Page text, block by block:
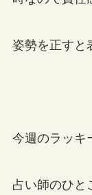
姿勢を正すと
今週のラッキ
占い師のひと